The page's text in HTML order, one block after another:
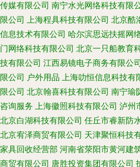
传媒有限公司 南宁水光网络科技有限
限公司 上海程具科技有限公司 北京酷
信息技术有限公司 哈尔滨思远扶摇网
门网络科技有限公司 北京一只船教育
技有限公司 江西易镜电子商务有限公
限公司 户外用品 上海叻恒信息科技有
限公司 北京翰喜科技有限公司 南宁瑜
咨询服务 上海徽照科技有限公司 泸州
北京白湖科技有限公司 任丘市睿新防
北京宥泽商贸有限公司 天津聚恒科技
家具回收经营部 河南省荥阳市黄河建
商贸有限公司 唐胜投资集团有限公司